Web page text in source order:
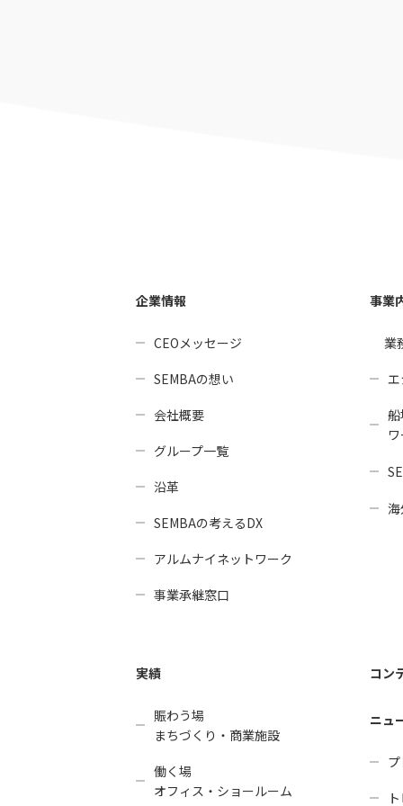
企業情報
CEOメッセージ
SEMBAの想い
会社概要
グループ一覧
沿革
SEMBAの考えるDX
アルムナイネットワーク
事業承継窓口
事業
業
実績
賑わう場
まちづくり・商業施設
働く場
オフィス・ショールーム
コン
ニュ